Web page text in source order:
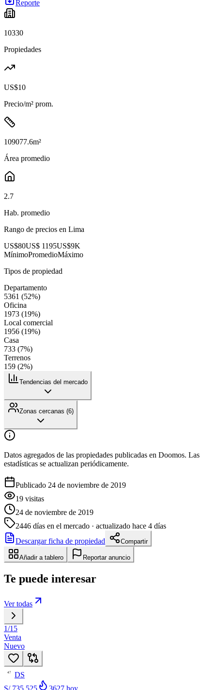
Reporte
10330
Propiedades
US$10
Precio/m² prom.
109077.6m²
Área promedio
2.7
Hab. promedio
Rango de precios en Lima
US$80US$ 1195US$9K
MínimoPromedioMáximo
Tipos de propiedad
Departamento
5361 (52%)
Oficina
1973 (19%)
Local comercial
1956 (19%)
Casa
733 (7%)
Terrenos
159 (2%)
Tendencias del mercado
Zonas cercanas (6)
Datos agregados de las propiedades publicadas en Doomos. Las
estadísticas se actualizan periódicamente.
Publicado 24 de noviembre de 2019
19 visitas
24 de noviembre de 2019
2446 días en el mercado · actualizado hace 4 días
Descargar ficha de propiedad
Compartir
Añadir a tablero Reportar anuncio
Te puede interesar
Ver todas
1/15
Venta
Nuevo
47
DS